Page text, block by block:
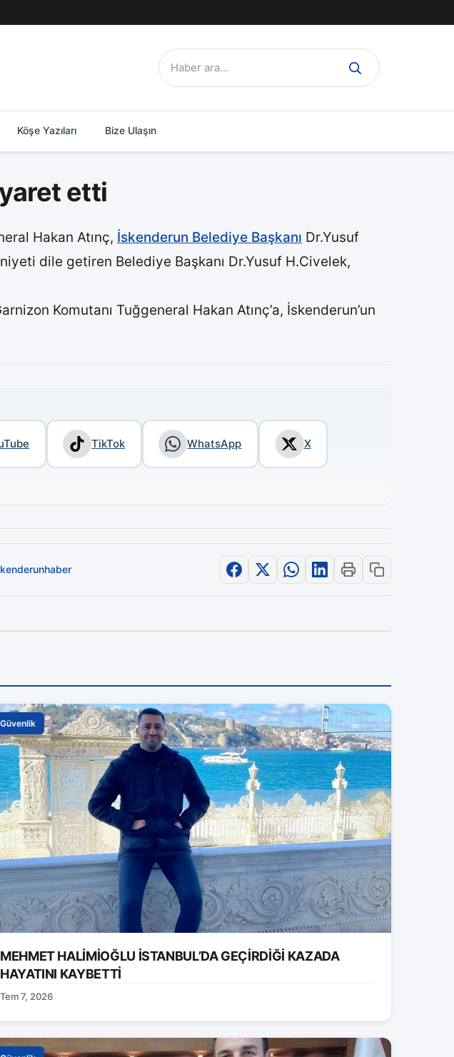
Ara:
Köşe Yazıları Bize Ulaşın
etti
Hakan Atınç, İskenderun Belediye Başkanı Dr.Yusuf
dile getiren Belediye Başkanı Dr.Yusuf H.Civelek,
Komutanı Tuğgeneral Hakan Atınç’a, İskenderun’un
TikTok WhatsApp X
Güvenlik
MEHMET HALİMİOĞLU İSTANBUL’DA GEÇİRDİĞİ KAZADA
HAYATINI KAYBETTİ
Tem 7, 2026